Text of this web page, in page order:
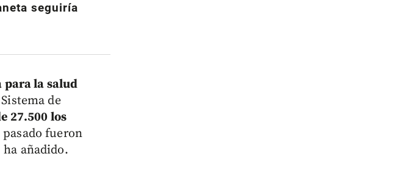
seguiría
para la salud
de
27.500 los
pasado fueron
ha añadido.